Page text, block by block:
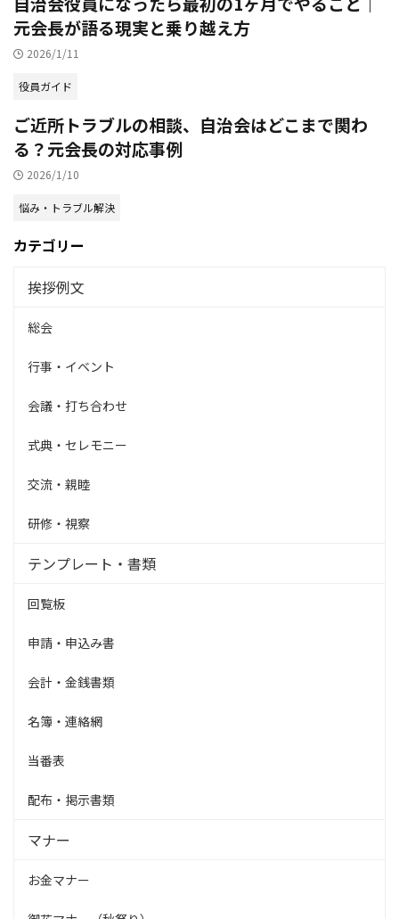
元会長が語る現実と乗り越え方
2026/1/11
役員ガイド
ご近所トラブルの相談、自治会はどこまで関わ
る？元会長の対応事例
2026/1/10
悩み・トラブル解決
カテゴリー
挨拶例文
総会
行事・イベント
会議・打ち合わせ
式典・セレモニー
交流・親睦
研修・視察
テンプレート・書類
回覧板
申請・申込み書
会計・金銭書類
名簿・連絡網
当番表
配布・掲示書類
マナー
お金マナー